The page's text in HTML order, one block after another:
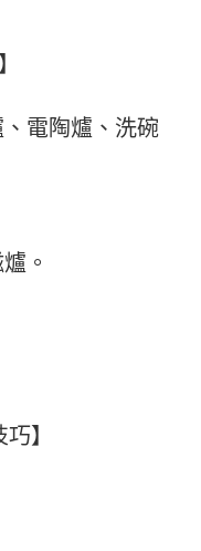
電陶爐、洗碗
。
】